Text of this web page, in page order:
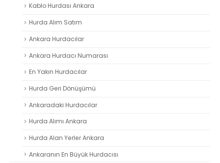
Kablo Hurdası Ankara
Hurda Alım Satım
Ankara Hurdacılar
Ankara Hurdacı Numarası
En Yakın Hurdacılar
Hurda Geri Dönüşümü
Ankaradaki Hurdacılar
Hurda Alımı Ankara
Hurda Alan Yerler Ankara
Ankaranın En Büyük Hurdacısı